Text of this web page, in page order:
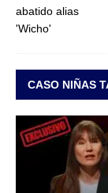
CASO NIÑAS